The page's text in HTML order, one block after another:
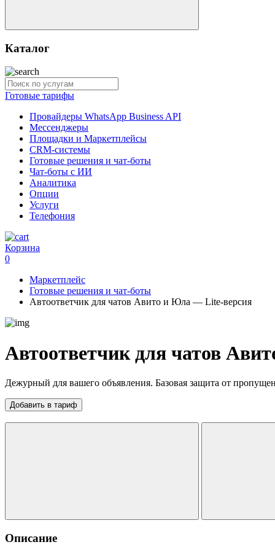
Каталог
Готовые тарифы
Провайдеры WhatsApp Business API
Мессенджеры
Площадки и Маркетплейсы
CRM-системы
Готовые решения и чат-боты
Чат-боты с ИИ
Аналитика
Опции
Услуги
Телефония
Корзина
0
Маркетплейс
Готовые решения и чат-боты
Автоответчик для чатов Авито и Юла — Lite-версия
Автоответчик для чатов
Дежурный для вашего объявления. Базовая защита от
Добавить в тариф
Описание